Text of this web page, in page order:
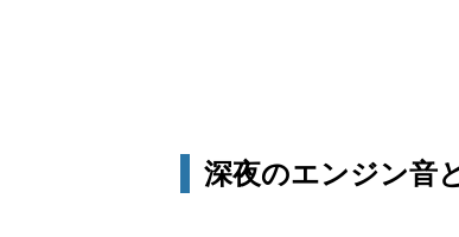
深夜のエンジン音